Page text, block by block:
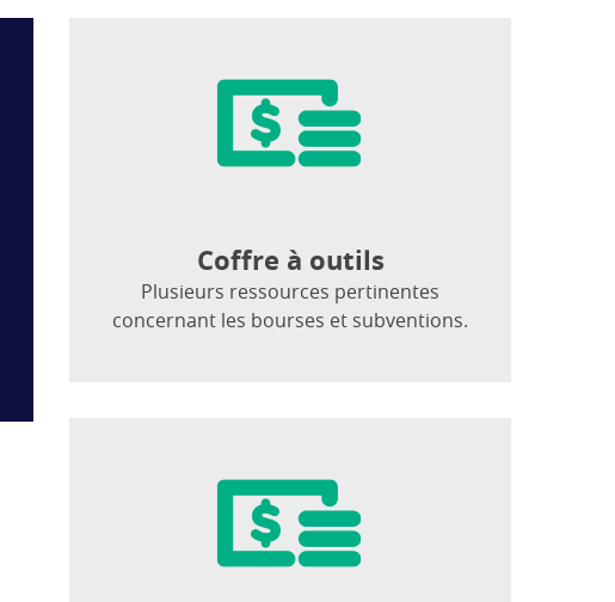
Coffre à outils
Plusieurs ressources pertinentes
concernant les bourses et subventions.